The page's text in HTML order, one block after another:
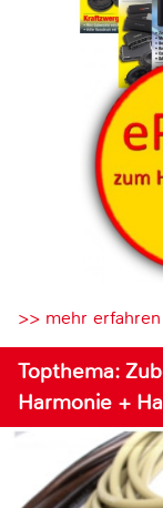
>> mehr erfahren
Topthema:
Harmonie +